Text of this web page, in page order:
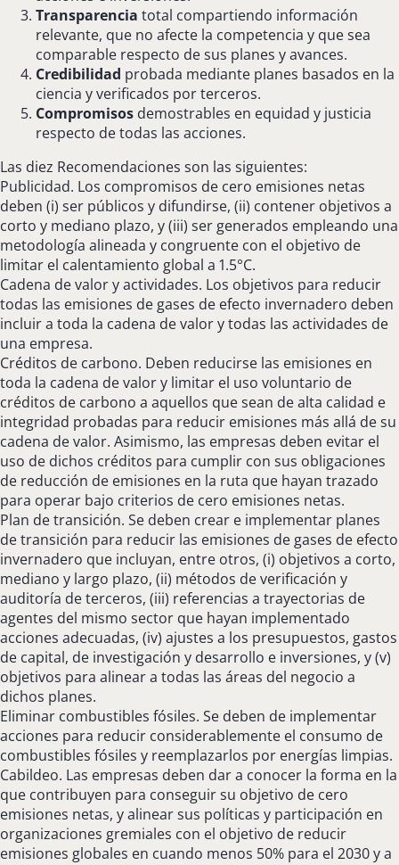
Transparencia total compartiendo información
relevante, que no afecte la competencia y que sea
comparable respecto de sus planes y avances.
Credibilidad probada mediante planes basados en la
ciencia y verificados por terceros.
Compromisos demostrables en equidad y justicia
respecto de todas las acciones.
Las diez Recomendaciones son las siguientes:
Publicidad. Los compromisos de cero emisiones netas
deben (i) ser públicos y difundirse, (ii) contener objetivos a
corto y mediano plazo, y (iii) ser generados empleando una
metodología alineada y congruente con el objetivo de
limitar el calentamiento global a 1.5°C.
Cadena de valor y actividades. Los objetivos para reducir
todas las emisiones de gases de efecto invernadero deben
incluir a toda la cadena de valor y todas las actividades de
una empresa.
Créditos de carbono. Deben reducirse las emisiones en
toda la cadena de valor y limitar el uso voluntario de
créditos de carbono a aquellos que sean de alta calidad e
integridad probadas para reducir emisiones más allá de su
cadena de valor. Asimismo, las empresas deben evitar el
uso de dichos créditos para cumplir con sus obligaciones
de reducción de emisiones en la ruta que hayan trazado
para operar bajo criterios de cero emisiones netas.
Plan de transición. Se deben crear e implementar planes
de transición para reducir las emisiones de gases de efecto
invernadero que incluyan, entre otros, (i) objetivos a corto,
mediano y largo plazo, (ii) métodos de verificación y
auditoría de terceros, (iii) referencias a trayectorias de
agentes del mismo sector que hayan implementado
acciones adecuadas, (iv) ajustes a los presupuestos, gastos
de capital, de investigación y desarrollo e inversiones, y (v)
objetivos para alinear a todas las áreas del negocio a
dichos planes.
Eliminar combustibles fósiles. Se deben de implementar
acciones para reducir considerablemente el consumo de
combustibles fósiles y reemplazarlos por energías limpias.
Cabildeo. Las empresas deben dar a conocer la forma en la
que contribuyen para conseguir su objetivo de cero
emisiones netas, y alinear sus políticas y participación en
organizaciones gremiales con el objetivo de reducir
emisiones globales en cuando menos 50% para el 2030 y a